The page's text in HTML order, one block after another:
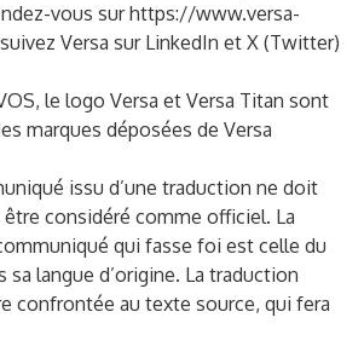
vous surhttps://www.versa-
Versa sur LinkedIn et X (Twitter)
le logo Versa et Versa Titan sont
marques déposées de Versa
issu d’une traduction ne doit
être considéré comme officiel. La
qui fasse foi est celle du
sa langue d’origine. La traduction
confrontée au texte source, qui fera